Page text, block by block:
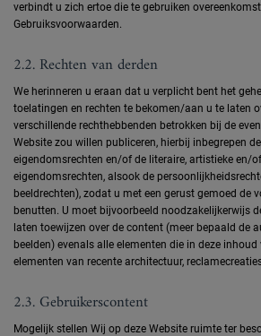
verbindt u zich ertoe die te gebruiken
Gebruiksvoorwaarden.
2.2. Rechten van derden
We herinneren u eraan dat u verplicht bent het
toelatingen en rechten te bekomen/aan u te laten
verschillende rechthebbenden betrokken bij de
Website zou willen publiceren, hierbij inbegrepen
eigendomsrechten en/of de literaire, artistieke en/
eigendomsrechten, alsook de
beeldrechten), zodat u met een gerust gemoed de
benutten. U moet bijvoorbeeld noodzakelijkerwijs
laten toewijzen over de content (meer bepaald de
beelden) evenals alle elementen die in deze
elementen van recente architectuur,
2.3. Gebruikerscontent
Mogelijk stellen Wij op deze Website ruimte ter